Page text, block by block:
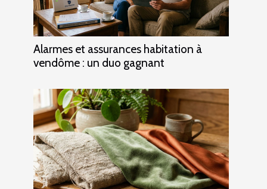
Alarmes et assurances habitation à
vendôme : un duo gagnant